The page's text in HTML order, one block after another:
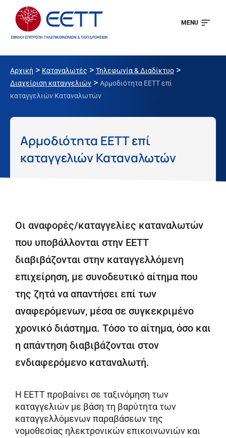
MENU
Αρχική > Καταναλωτές > Τηλεφωνία & Διαδίκτυο >
Διαχείριση καταγγελιών > Αρμοδιότητα ΕΕΤΤ επί
καταγγελιών Καταναλωτών
Αρμοδιότητα ΕΕΤΤ επί
καταγγελιών Καταναλωτών
Οι αναφορές/καταγγελίες καταναλωτών
που υποβάλλονται στην ΕΕΤΤ
διαβιβάζονται στην καταγγελλόμενη
επιχείρηση, με συνοδευτικό αίτημα που
της ζητά να απαντήσει επί των
αναφερόμενων, μέσα σε συγκεκριμένο
χρονικό διάστημα. Τόσο το αίτημα, όσο και
η απάντηση διαβιβάζονται στον
ενδιαφερόμενο καταναλωτή.
Η ΕΕΤΤ προβαίνει σε ταξινόμηση των
καταγγελιών με βάση τη βαρύτητα των
καταγγελλόμενων παραβάσεων της
νομοθεσίας ηλεκτρονικών επικοινωνιών και